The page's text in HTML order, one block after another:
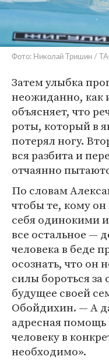
Фото: Николай Тришин /
Затем улыбка
неожиданно, как
объясняет, что
роты, который в
потерял ногу.
вся разбита и
отчаянно
По словам
чтобы те, кому он
себя одинокими
все остальное —
человека в беде
осознать, что он
силы бороться за
будущее своей
Обойдихин. — А
адресная
человеку в
необходимо».